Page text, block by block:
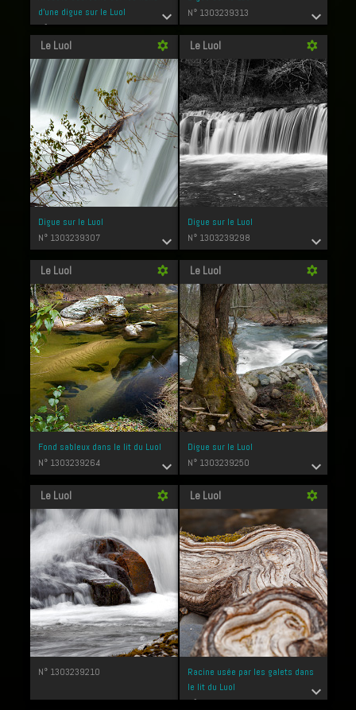
expand_more
d'une digue sur le Luol
N° 1303239335
expand_more
N° 1303239313
filter_vintage
Le Luol
expand_more
Digue sur le Luol
N° 1303239307
filter_vintage
Le Luol
expand_more
Digue sur le Luol
N° 1303239298
filter_vintage
Le Luol
expand_more
Fond sableux dans le lit du Luol
N° 1303239264
filter_vintage
Le Luol
expand_more
Digue sur le Luol
N° 1303239250
filter_vintage
Le Luol
N° 1303239210
filter_vintage
Le Luol
expand_more
Racine usée par les galets dans
le lit du Luol
N° 1303239200